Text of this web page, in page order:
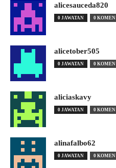
alicesauceda820
0 JAWATAN 0 KOMEN
alicetober505
0 JAWATAN 0 KOMEN
aliciaskavy
0 JAWATAN 0 KOMEN
alinafalbo62
0 JAWATAN 0 KOMEN